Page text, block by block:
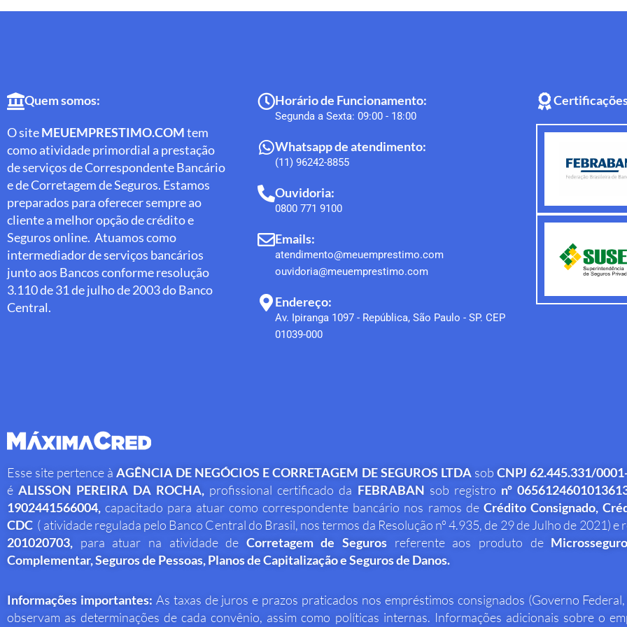
Quem somos:
O siteMEUEMPRESTIMO.COMtem
como atividade primordial a prestação
de serviços de Correspondente Bancário
e de Corretagem de Seguros. Estamos
preparados para oferecer sempre ao
cliente a melhor opção de crédito e
Seguros online. Atuamos como
intermediador de serviços bancários
junto aos Bancos conforme resolução
3.110 de 31 de julho de 2003 do Banco
Central.
Horário de Funcionamento:
Segunda a Sexta: 09:00 - 18:00
Whatsapp de atendimento:
(11) 96242-8855
Ouvidoria:
0800 771 9100
Emails:
atendimento@meuemprestimo.com
ouvidoria@meuemprestimo.com
Endereço:
Av. Ipiranga 1097 - República, São Paulo - SP. CEP
01039-000
Esse site pertence àAGÊNCIA DE NEGÓCIOS E CORRETAGEM DE SEGUROS LTDAsob CNPJ 62.445.331/
éALISSON PEREIRA DA ROCHA, profissional certificado da FEBRABAN sob registro nº
1902441566004,capacitado para atuar como correspondente bancário nos ramos de Crédito Consignado,
CDC ( atividade regulada pelo Banco Central do Brasil, nos termos da Resolução nº 4.935, de 29 de Julho de 2021)
201020703, para atuar na atividade de Corretagem de Seguros referente aos produto de
Complementar, Seguros de Pessoas, Planos de Capitalização e Seguros de Danos.
Informações importantes: As taxas de juros e prazos praticados nos empréstimos consignados (Governo
observam as determinações de cada convênio, assim como políticas internas. Informações adicionais sobre o